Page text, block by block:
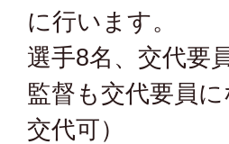
に行います。
選手8名、交代要
監督も交代要員
交代可）